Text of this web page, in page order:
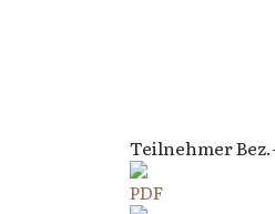
Teilnehmer